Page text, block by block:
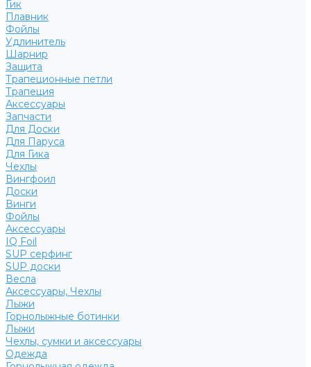
Гик
Плавник
Фойлы
Удлинитель
Шарнир
Защита
Трапеционные петли
Трапеция
Аксессуары
Запчасти
Для Доски
Для Паруса
Для Гика
Чехлы
Вингфоил
Доски
Винги
Фойлы
Аксессуары
IQ Foil
SUP серфинг
SUP доски
Весла
Аксессуары, Чехлы
Лыжи
Горнолыжные ботинки
Лыжи
Чехлы, сумки и аксессуары
Одежда